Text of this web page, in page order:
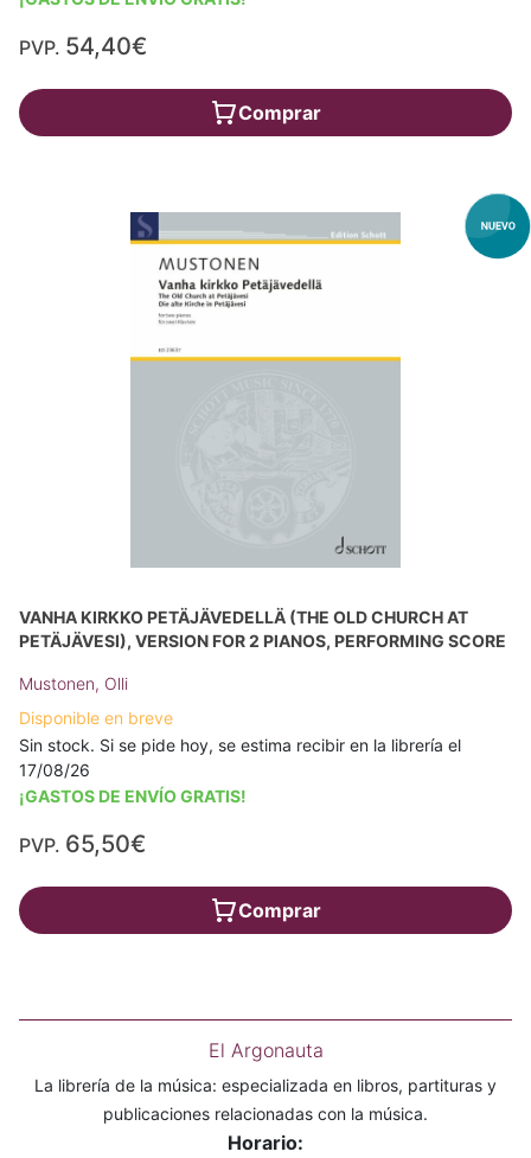
PVP. 54,40€
Comprar
VANHA KIRKKO PETÄJÄVEDELLÄ (THE OLD CHURCH AT
PETÄJÄVESI), VERSION FOR 2 PIANOS, PERFORMING SCORE
Mustonen, Olli
Disponible en breve
Sin stock. Si se pide hoy, se estima recibir en la librería el
17/08/26
¡GASTOS DE ENVÍO GRATIS!
PVP. 65,50€
Comprar
El Argonauta
La librería de la música: especializada en libros, partituras y
publicaciones relacionadas con la música.
Horario: